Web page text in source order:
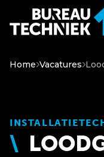
Home Vacatures